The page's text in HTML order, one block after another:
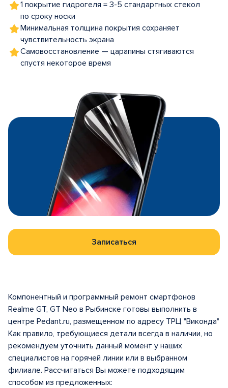
1 покрытие гидрогеля = 3-5 стандартных стекол
по сроку носки
Минимальная толщина покрытия сохраняет
чувствительность экрана
Самовосстановление — царапины стягиваются
спустя некоторое время
Записаться
Компонентный и программный ремонт смартфонов
Realme GT, GT Neo в Рыбинске готовы выполнить в
центре Pedant.ru, размещенном по адресу ТРЦ "Виконда"
Как правило, требующиеся детали всегда в наличии, но
рекомендуем уточнить данный момент у наших
специалистов на горячей линии или в выбранном
филиале. Рассчитаться Вы можете подходящим
способом из предложенных: